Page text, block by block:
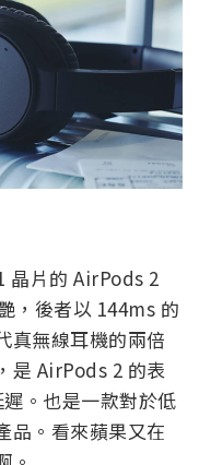
晶片的 AirPods 2
，後者以 144ms 的
真無線耳機的兩倍
是 AirPods 2 的表
。也是一款對於低
品。看來蘋果又在